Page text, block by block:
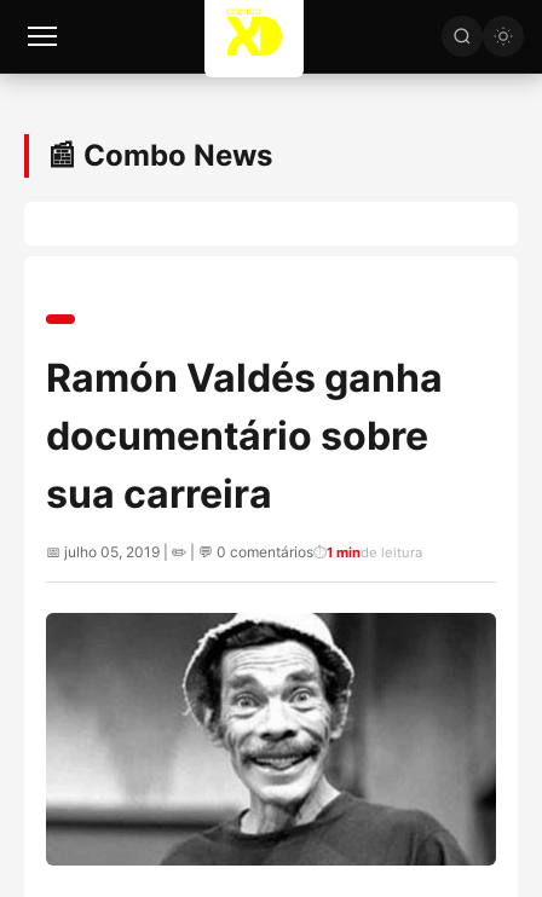
📰 Combo News
Ramón Valdés ganha
documentário sobre
sua carreira
📅 julho 05, 2019 | ✏️ | 💬 0 comentários⏱️1 minde leitura